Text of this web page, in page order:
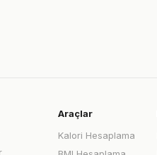
Araçlar
Kalori Hesaplama